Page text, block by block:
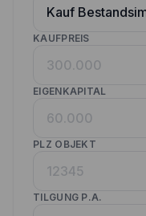
Kunden werben
Kontakt
KAUFPREIS
EIGENKAPITAL
PLZ OBJEKT
TILGUNG P.A.